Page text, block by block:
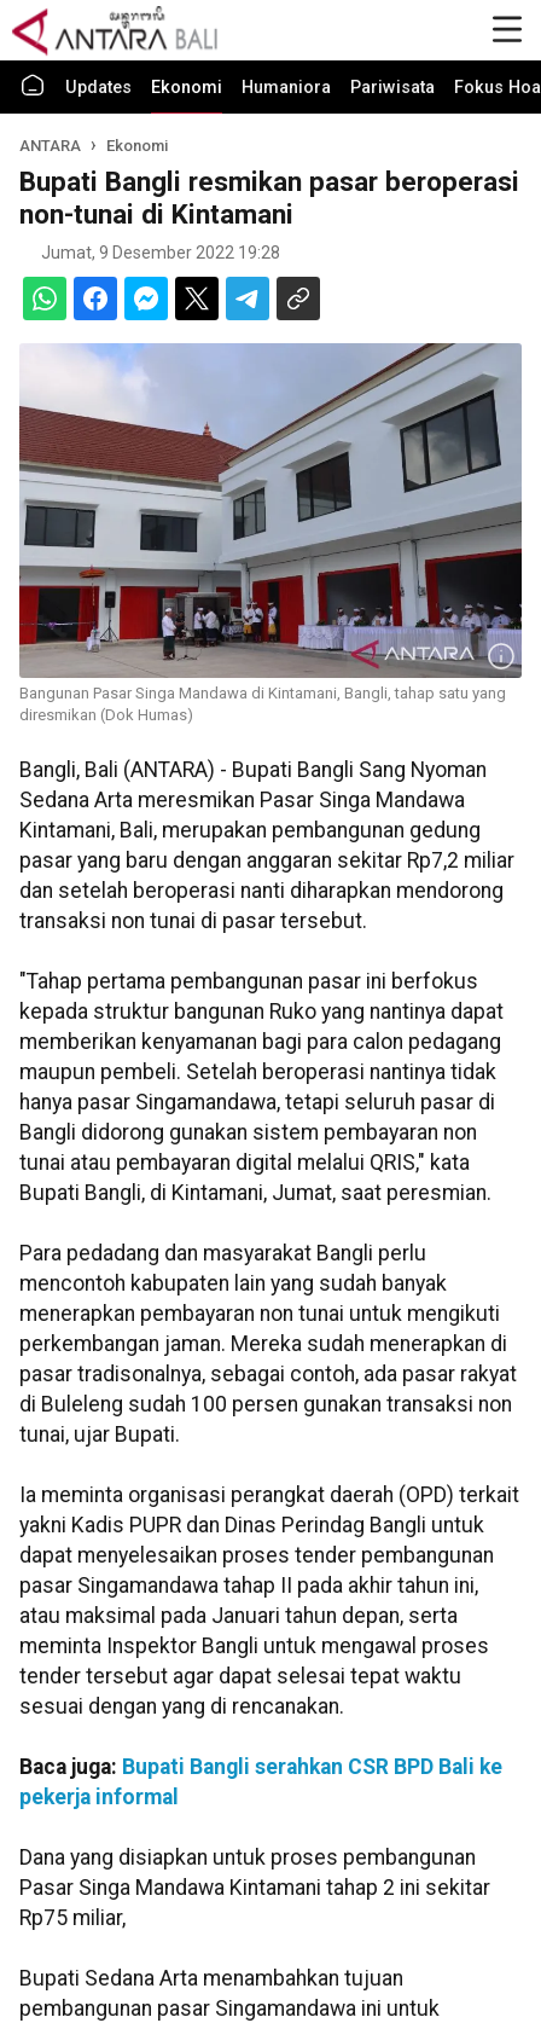
Updates Ekonomi Humaniora Pariwisata Fokus
ANTARA Ekonomi
Bupati Bangli resmikan pasar beroperasi
non-tunai di Kintamani
Jumat, 9 Desember 2022 19:28
Bangunan Pasar Singa Mandawa di Kintamani, Bangli, tahap satu yang
diresmikan (Dok Humas)
Bangli, Bali (ANTARA) - Bupati Bangli Sang Nyoman
Sedana Arta meresmikan Pasar Singa Mandawa
Kintamani, Bali, merupakan pembangunan gedung
pasar yang baru dengan anggaran sekitar Rp7,2 miliar
dan setelah beroperasi nanti diharapkan mendorong
transaksi non tunai di pasar tersebut.
"Tahap pertama pembangunan pasar ini berfokus
kepada struktur bangunan Ruko yang nantinya dapat
memberikan kenyamanan bagi para calon pedagang
maupun pembeli. Setelah beroperasi nantinya tidak
hanya pasar Singamandawa, tetapi seluruh pasar di
Bangli didorong gunakan sistem pembayaran non
tunai atau pembayaran digital melalui QRIS," kata
Bupati Bangli, di Kintamani, Jumat, saat peresmian.
Para pedadang dan masyarakat Bangli perlu
mencontoh kabupaten lain yang sudah banyak
menerapkan pembayaran non tunai untuk mengikuti
perkembangan jaman. Mereka sudah menerapkan di
pasar tradisonalnya, sebagai contoh, ada pasar rakyat
di Buleleng sudah 100 persen gunakan transaksi non
tunai, ujar Bupati.
Ia meminta organisasi perangkat daerah (OPD) terkait
yakni Kadis PUPR dan Dinas Perindag Bangli untuk
dapat menyelesaikan proses tender pembangunan
pasar Singamandawa tahap II pada akhir tahun ini,
atau maksimal pada Januari tahun depan, serta
meminta Inspektor Bangli untuk mengawal proses
tender tersebut agar dapat selesai tepat waktu
sesuai dengan yang di rencanakan.
Baca juga: Bupati Bangli serahkan CSR BPD Bali ke
pekerja informal
Dana yang disiapkan untuk proses pembangunan
Pasar Singa Mandawa Kintamani tahap 2 ini sekitar
Rp75 miliar,
Bupati Sedana Arta menambahkan tujuan
pembangunan pasar Singamandawa ini untuk